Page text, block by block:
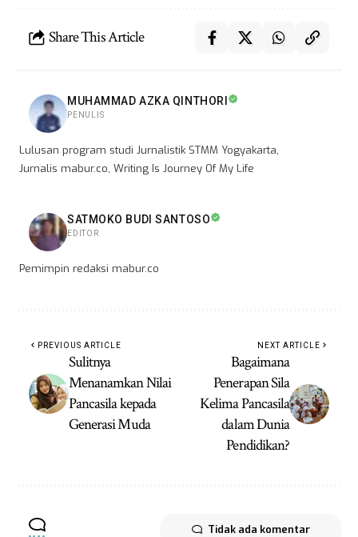
Share This Article
MUHAMMAD AZKA QINTHORI
PENULIS
Lulusan program studi Jurnalistik STMM Yogyakarta,
Jurnalis mabur.co, Writing Is Journey Of My Life
SATMOKO BUDI SANTOSO
EDITOR
Pemimpin redaksi mabur.co
PREVIOUS ARTICLE
Sulitnya
Menanamkan Nilai
Pancasila kepada
Generasi Muda
NEXT ARTICLE
Bagaimana
Penerapan Sila
Kelima Pancasila
dalam Dunia
Pendidikan?
Tidak ada komentar